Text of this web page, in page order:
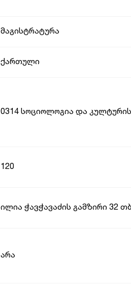
მაგისტრატურა
ქართული
0314 სოციოლოგია და
120
ილია ჭავჭავაძის გამზირი 32
არა